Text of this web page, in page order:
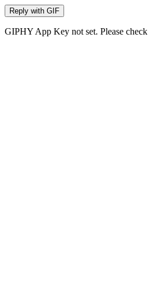
Reply with GIF
GIPHY App Key not set. Please check